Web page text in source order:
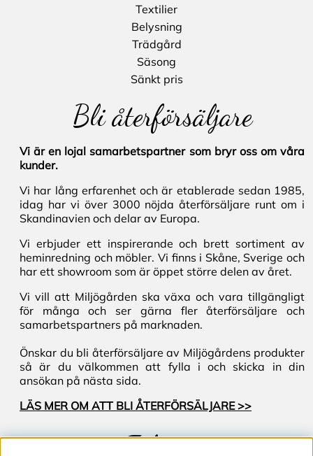
Textilier
Belysning
Trädgård
Säsong
Sänkt pris
Bli återförsäljare
Vi är en lojal samarbetspartner som bryr oss om våra
kunder.
Vi har lång erfarenhet och är etablerade sedan 1985,
idag har vi över 3000 nöjda återförsäljare runt om i
Skandinavien och delar av Europa.
Vi erbjuder ett inspirerande och brett sortiment av
heminredning och möbler. Vi finns i Skåne, Sverige och
har ett showroom som är öppet större delen av året.
Vi vill att Miljögården ska växa och vara tillgängligt
för många och ser gärna fler återförsäljare och
samarbetspartners på marknaden.
Önskar du bli återförsäljare av Miljögårdens produkter
så är du välkommen att fylla i och skicka in din
ansökan på nästa sida.
LÄS MER OM ATT BLI ÅTERFÖRSÄLJARE >>
Följ oss